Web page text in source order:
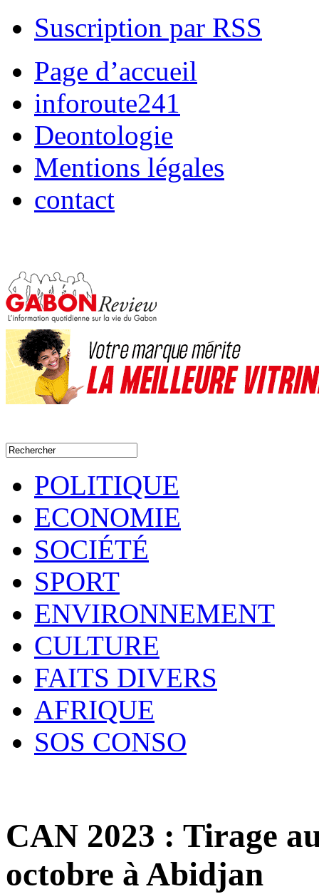
Suscription par RSS
Page d’accueil
inforoute241
Deontologie
Mentions légales
contact
POLITIQUE
ECONOMIE
SOCIÉTÉ
SPORT
ENVIRONNEMENT
CULTURE
FAITS DIVERS
AFRIQUE
SOS CONSO
CAN 2023 : Tirage
octobre à Abidjan